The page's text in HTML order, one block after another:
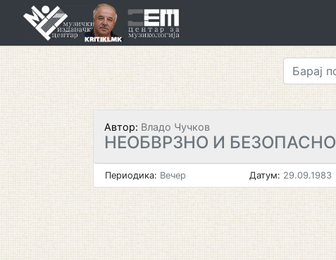
Автор: Владо Чучков
НЕОБВРЗНО И БЕЗОПАСНО
Периодика: Вечер Датум: 29.09.1983